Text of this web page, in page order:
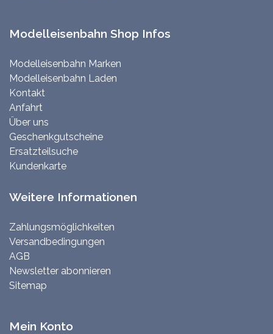
Modelleisenbahn Shop Infos
Modelleisenbahn Marken
Modelleisenbahn Laden
Kontakt
Anfahrt
Über uns
Geschenkgutscheine
Ersatzteilsuche
Kundenkarte
Weitere Informationen
Zahlungsmöglichkeiten
Versandbedingungen
AGB
Newsletter abonnieren
Sitemap
Mein Konto